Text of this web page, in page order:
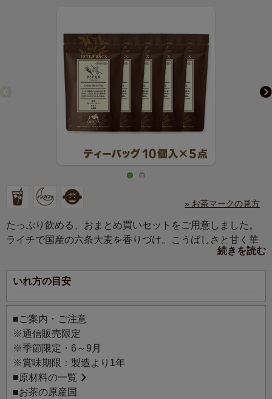
» お茶マークの見方
たっぷり飲める、おまとめ買いセットをご用意しました。
ライチで国産の六条大麦を香りづけ。こうばしさと甘く華
続きを読む
いれ方の目安
■ご案内・ご注意
※通信販売限定
※季節限定・6～9月
※賞味期限：製造より1年
■原材料の一覧
■お茶の原産国